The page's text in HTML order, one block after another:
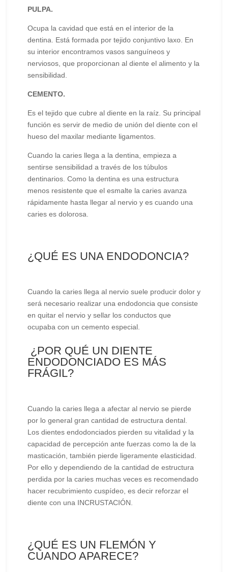
PULPA.
Ocupa la cavidad que está en el interior de la
dentina. Está formada por tejido conjuntivo laxo. En
su interior encontramos vasos sanguíneos y
nerviosos, que proporcionan al diente el alimento y la
sensibilidad.
CEMENTO.
Es el tejido que cubre al diente en la raíz. Su principal
función es servir de medio de unión del diente con el
hueso del maxilar mediante ligamentos.
Cuando la caries llega a la dentina, empieza a
sentirse sensibilidad a través de los túbulos
dentinarios. Como la dentina es una estructura
menos resistente que el esmalte la caries avanza
rápidamente hasta llegar al nervio y es cuando una
caries es dolorosa.
¿QUÉ ES UNA ENDODONCIA?
Cuando la caries llega al nervio suele producir dolor y
será necesario realizar una endodoncia que consiste
en quitar el nervio y sellar los conductos que
ocupaba con un cemento especial.
¿POR QUÉ UN DIENTE
ENDODONCIADO ES MÁS
FRÁGIL?
Cuando la caries llega a afectar al nervio se pierde
por lo general gran cantidad de estructura dental.
Los dientes endodonciados pierden su vitalidad y la
capacidad de percepción ante fuerzas como la de la
masticación, también pierde ligeramente elasticidad.
Por ello y dependiendo de la cantidad de estructura
perdida por la caries muchas veces es recomendado
hacer recubrimiento cuspídeo, es decir reforzar el
diente con una INCRUSTACIÓN.
¿QUÉ ES UN FLEMÓN Y
CUANDO APARECE?